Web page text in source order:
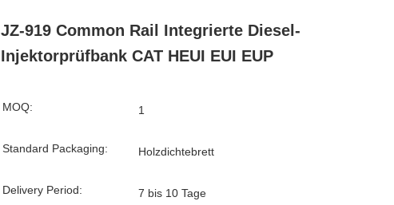
JZ-919 Common Rail Integrierte Diesel-
Injektorprüfbank CAT HEUI EUI EUP
MOQ: 1
Standard Packaging: Holzdichtebrett
Delivery Period: 7 bis 10 Tage